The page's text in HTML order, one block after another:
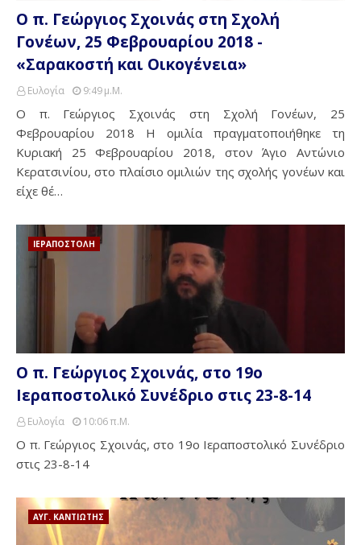
Ο π. Γεώργιος Σχοινάς στη Σχολή
Γονέων, 25 Φεβρουαρίου 2018 -
«Σαρακοστή και Οικογένεια»
Ευλογία 9:49 Μ.μ.
Ο π. Γεώργιος Σχοινάς στη Σχολή Γονέων, 25
Φεβρουαρίου 2018 Η ομιλία πραγματοποιήθηκε τη
Κυριακή 25 Φεβρουαρίου 2018, στον Άγιο Αντώνιο
Κερατσινίου, στο πλαίσιο ομιλιών της σχολής γονέων και
είχε θέ…
ΙΕΡΑΠΟΣΤΟΛΗ
Ο π. Γεώργιος Σχοινάς, στο 19ο
Ιεραποστολικό Συνέδριο στις 23-8-14
Ευλογία 10:06 Π.μ.
Ο π. Γεώργιος Σχοινάς, στο 19ο Ιεραποστολικό Συνέδριο
στις 23-8-14
ΑΥΓ. ΚΑΝΤΙΩΤΗΣ